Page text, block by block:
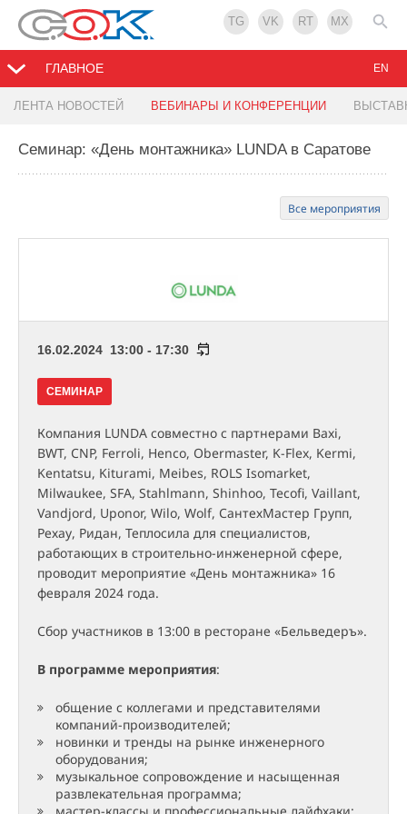
TG VK RT MX
ГЛАВНОЕ
ЛЕНТА НОВОСТЕЙ ВЕБИНАРЫ И КОНФЕРЕНЦИИ
EN
Семинар: «День монтажника» LUNDA в Саратове
Все мероприятия
16.02.2024 13:00 - 17:30
СЕМИНАР
Компания LUNDA совместно с партнерами Baxi,
BWT, CNP, Ferroli, Henco, Obermaster, K-Flex, Kermi,
Kentatsu, Kiturami, Meibes, ROLS Isomarket,
Milwaukee, SFA, Stahlmann, Shinhoo, Tecofi, Vaillant,
Vandjord, Uponor, Wilo, Wolf, СантехМастер Групп,
Рехау, Ридан, Теплосила для специалистов,
работающих в строительно-инженерной сфере,
проводит мероприятие «День монтажника» 16
февраля 2024 года.
Сбор участников в 13:00 в ресторане «Бельведеръ».
В программе мероприятия:
общение с коллегами и представителями
компаний-производителей;
новинки и тренды на рынке инженерного
оборудования;
музыкальное сопровождение и насыщенная
развлекательная программа;